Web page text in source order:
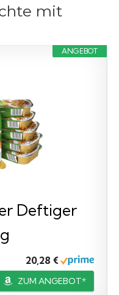
mit
ANGEBOT
Deftiger
20,28 €
ZUM ANGEBOT*